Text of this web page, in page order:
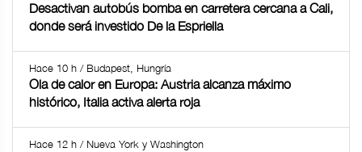
Desactivan autobús bomba en carretera cercana a Cali,
donde será investido De la Espriella
Hace 10 h / Budapest, Hungría
Ola de calor en Europa: Austria alcanza máximo
histórico, Italia activa alerta roja
Hace 12 h / Nueva York y Washington